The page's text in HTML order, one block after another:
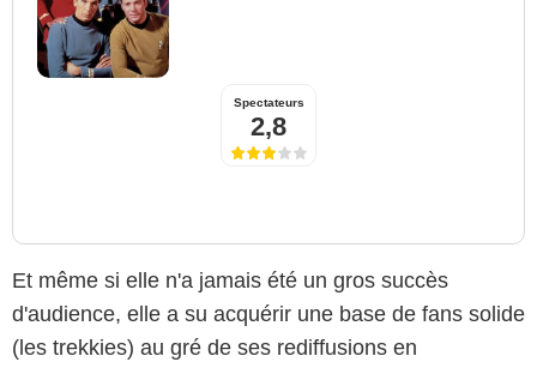
Spectateurs
2,8
Et même si elle n'a jamais été un gros succès
d'audience, elle a su acquérir une base de fans solide
(les trekkies) au gré de ses rediffusions en